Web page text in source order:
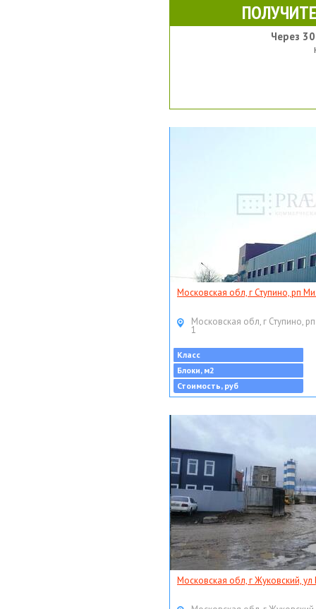
Через
Московская обл, г Ступино, рп
Московская обл, г Ступино,
1
Класс
Блоки, м2
Стоимость, руб
Московская обл, г Жуковский,